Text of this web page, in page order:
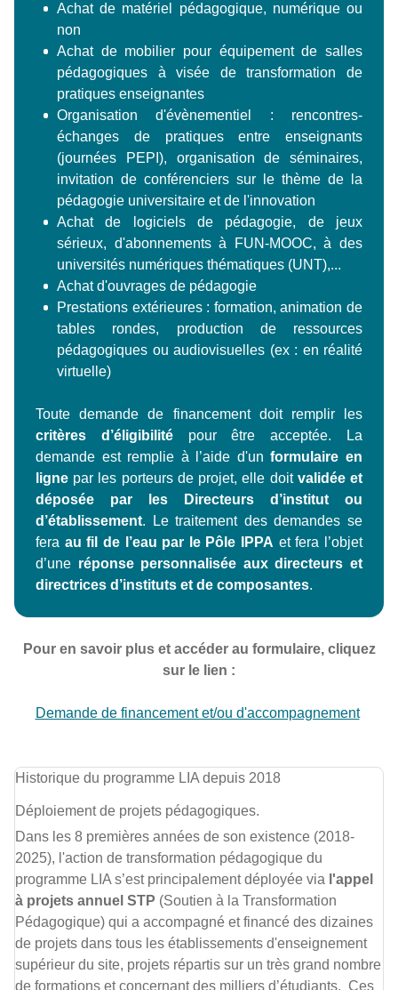
Achat de matériel pédagogique, numérique ou
non
Achat de mobilier pour équipement de salles
pédagogiques à visée de transformation de
pratiques enseignantes
Organisation d'évènementiel : rencontres-
échanges de pratiques entre enseignants
(journées PEPI), organisation de séminaires,
invitation de conférenciers sur le thème de la
pédagogie universitaire et de l'innovation
Achat de logiciels de pédagogie, de jeux
sérieux, d'abonnements à FUN-MOOC, à des
universités numériques thématiques (UNT),...
Achat d'ouvrages de pédagogie
Prestations extérieures : formation, animation de
tables rondes, production de ressources
pédagogiques ou audiovisuelles (ex : en réalité
virtuelle)
Toute demande de financement doit remplir les
critères d’éligibilitépour être acceptée. La
demande est remplie à l’aide d'un formulaire en
ligne par les porteurs de projet, elle doit validée et
déposée par les Directeurs d’institut ou
d’établissement. Le traitement des demandes se
fera au fil de l’eau par le Pôle IPPA et fera l’objet
d’une réponse personnalisée aux directeurs et
directrices d’instituts et de composantes.
Pour en savoir plus et accéder au formulaire, cliquez
sur le lien :
Demande de financement et/ou d'accompagnement
Historique du programme LIA depuis 2018
Déploiement de projets pédagogiques.
Dans les 8 premières années de son existence (2018-
2025), l'action de transformation pédagogique du
programme LIA s’est principalement déployée via l'appel
à projets annuel STP (Soutien à la Transformation
Pédagogique) qui a accompagné et financé des dizaines
de projets dans tous les établissements d'enseignement
supérieur du site, projets répartis sur un très grand nombre
de formations et concernant des milliers d’étudiants. Ces